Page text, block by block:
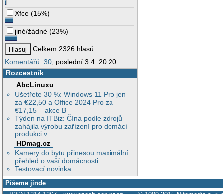
Xfce (15%)
jiné/žádné (23%)
Celkem 2326 hlasů
Komentářů: 30 , poslední 3.4. 20:20
Rozcestník
AbcLinuxu
Ušetřete 30 %: Windows 11 Pro jen
za €22,50 a Office 2024 Pro za
€17,15 – akce B
Týden na ITBiz: Čína podle zdrojů
zahájila výrobu zařízení pro domácí
produkci v
HDmag.cz
Kamery do bytu přinesou maximální
přehled o vaší domácnosti
Testovací novinka
Píšeme jinde